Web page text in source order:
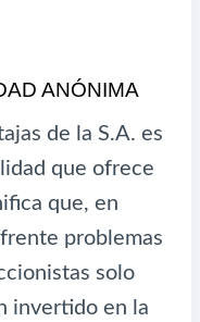
ANÓNIMA
de la S.A. es
que ofrece
que, en
problemas
solo
invertido en la